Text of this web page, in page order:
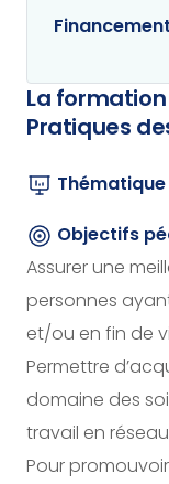
La
Pratiques
Thématique
Objectifs
Assurer une
personnes
et/ou en fin de
Permettre
domaine des
travail en
Pour